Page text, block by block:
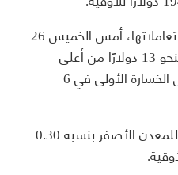
وكانت أسعار الذهب قد أنهت تعاملاتها، أمس الخميس 26
يناير/كانون الثاني، على تراجع بنحو 13 دولارًا من أعلى
مستوياتها في 9 أشهر، لتسجل الخسارة الأولى في 6
انخفض سعر التسليم الفوري للمعدن الأصفر بنسبة 0.30